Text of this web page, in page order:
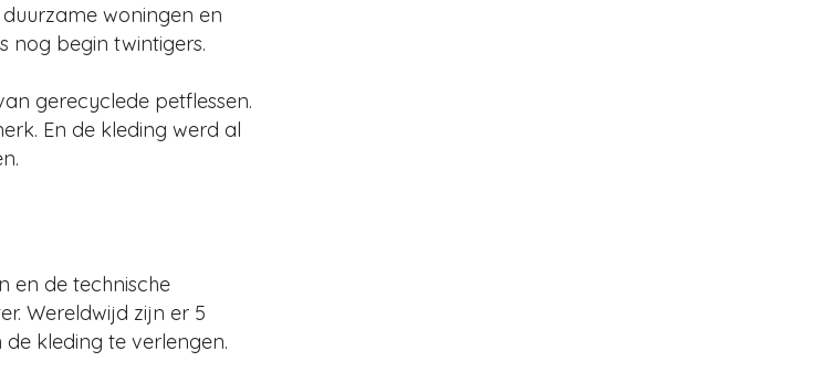
woningen en
nog begin twintigers.
gerecyclede petflessen.
En de kleding werd al
en de technische
Wereldwijd zijn er 5
kleding te verlengen.